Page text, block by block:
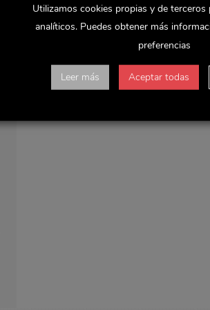
Utilizamos cookies propias y de
analíticos. Puedes obtener más
preferencias
Leer más Aceptar todas